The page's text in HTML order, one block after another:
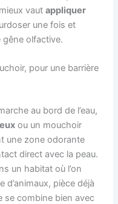
vautappliquer
une fois et
gêne olfactive.
pour une barrière
au bord de l’eau,
ou un mouchoir
une zone odorante
direct avec la peau.
un habitat où l’on
d’animaux, pièce déjà
se combine bien avec